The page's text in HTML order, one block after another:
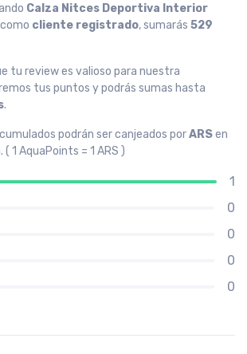
Calza Nitces Deportiva Interior
como cliente registrado, sumarás 529
tu review es valioso para nuestra
tus puntos y podrás sumas hasta
.
podrán ser canjeados porARSen
1 AquaPoints = 1 ARS )
1
0
0
0
0